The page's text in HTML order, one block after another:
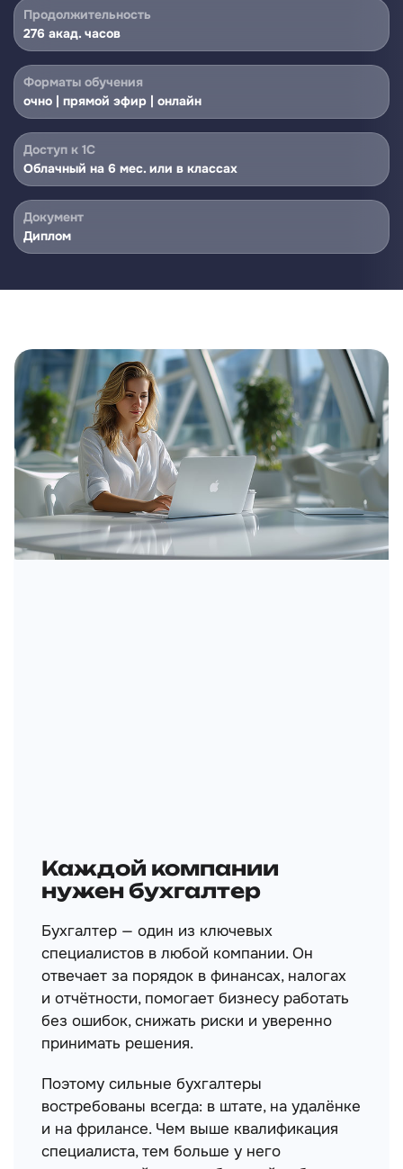
Продолжительность
276 акад. часов
Форматы обучения
очно | прямой эфир | онлайн
Доступ к 1С
Облачный на 6 мес. или в классах
Документ
Диплом
Каждой компании
нужен бухгалтер
Бухгалтер — один из ключевых
специалистов в любой компании. Он
отвечает за порядок в финансах, налогах
и отчётности, помогает бизнесу работать
без ошибок, снижать риски и уверенно
принимать решения.
Поэтому сильные бухгалтеры
востребованы всегда: в штате, на удалёнке
и на фрилансе. Чем выше квалификация
специалиста, тем больше у него